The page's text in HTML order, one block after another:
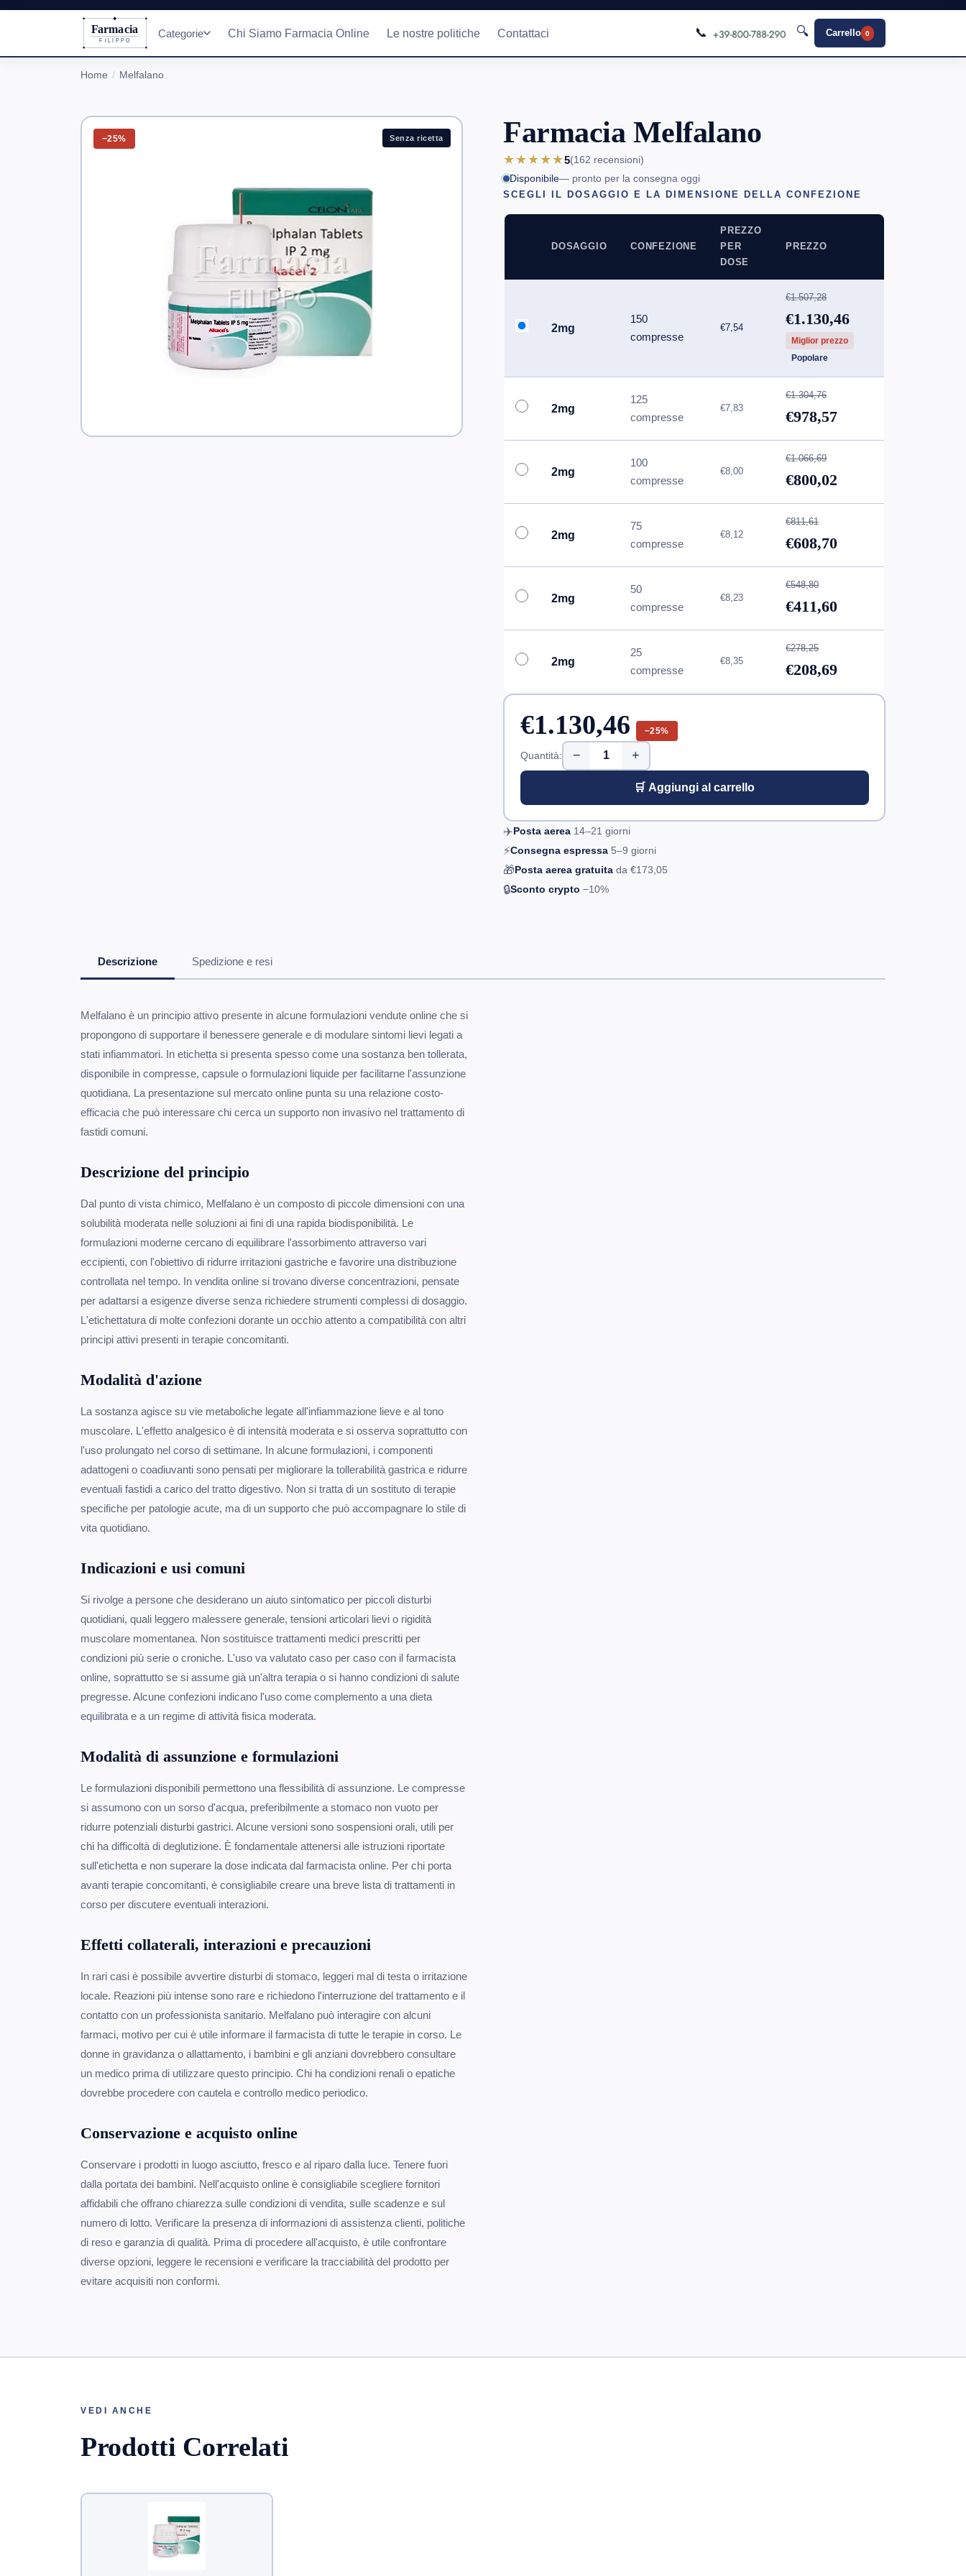
Farmacia
FILIPPO
Categorie Chi Siamo Farmacia Online Le nostre politiche Contattaci 📞 🔍 Carrello 0
Home Melfalano
−25% Senza ricetta Farmacia Melfalano
★★★★★5(162 recensioni)
Disponibile— pronto per la consegna oggi
SCEGLI IL DOSAGGIO E LA DIMENSIONE DELLA CONFEZIONE
DOSAGGIO CONFEZIONE
PREZZO
PER
DOSE
PREZZO
2mg
150
compresse
€7,54
€1.507,28
€1.130,46
Miglior prezzo
Popolare
2mg
125
compresse
€7,83
€1.304,76
€978,57
2mg
100
compresse
€8,00
€1.066,69
€800,02
2mg
75
compresse
€8,12
€811,61
€608,70
2mg
50
compresse
€8,23
€548,80
€411,60
2mg
25
compresse
€8,35
€278,25
€208,69
€1.130,46 −25%
Quantità: − +
🛒 Aggiungi al carrello
✈️Posta aerea 14–21 giorni
⚡Consegna espressa 5–9 giorni
🎁Posta aerea gratuita da €173,05
🔒Sconto crypto −10%
Descrizione Spedizione e resi
Melfalano è un principio attivo presente in alcune formulazioni vendute online che si
propongono di supportare il benessere generale e di modulare sintomi lievi legati a
stati infiammatori. In etichetta si presenta spesso come una sostanza ben tollerata,
disponibile in compresse, capsule o formulazioni liquide per facilitarne l'assunzione
quotidiana. La presentazione sul mercato online punta su una relazione costo-
efficacia che può interessare chi cerca un supporto non invasivo nel trattamento di
fastidi comuni.
Descrizione del principio
Dal punto di vista chimico, Melfalano è un composto di piccole dimensioni con una
solubilità moderata nelle soluzioni ai fini di una rapida biodisponibilità. Le
formulazioni moderne cercano di equilibrare l'assorbimento attraverso vari
eccipienti, con l'obiettivo di ridurre irritazioni gastriche e favorire una distribuzione
controllata nel tempo. In vendita online si trovano diverse concentrazioni, pensate
per adattarsi a esigenze diverse senza richiedere strumenti complessi di dosaggio.
L'etichettatura di molte confezioni dorante un occhio attento a compatibilità con altri
principi attivi presenti in terapie concomitanti.
Modalità d'azione
La sostanza agisce su vie metaboliche legate all'infiammazione lieve e al tono
muscolare. L'effetto analgesico è di intensità moderata e si osserva soprattutto con
l'uso prolungato nel corso di settimane. In alcune formulazioni, i componenti
adattogeni o coadiuvanti sono pensati per migliorare la tollerabilità gastrica e ridurre
eventuali fastidi a carico del tratto digestivo. Non si tratta di un sostituto di terapie
specifiche per patologie acute, ma di un supporto che può accompagnare lo stile di
vita quotidiano.
Indicazioni e usi comuni
Si rivolge a persone che desiderano un aiuto sintomatico per piccoli disturbi
quotidiani, quali leggero malessere generale, tensioni articolari lievi o rigidità
muscolare momentanea. Non sostituisce trattamenti medici prescritti per
condizioni più serie o croniche. L'uso va valutato caso per caso con il farmacista
online, soprattutto se si assume già un'altra terapia o si hanno condizioni di salute
pregresse. Alcune confezioni indicano l'uso come complemento a una dieta
equilibrata e a un regime di attività fisica moderata.
Modalità di assunzione e formulazioni
Le formulazioni disponibili permettono una flessibilità di assunzione. Le compresse
si assumono con un sorso d'acqua, preferibilmente a stomaco non vuoto per
ridurre potenziali disturbi gastrici. Alcune versioni sono sospensioni orali, utili per
chi ha difficoltà di deglutizione. È fondamentale attenersi alle istruzioni riportate
sull'etichetta e non superare la dose indicata dal farmacista online. Per chi porta
avanti terapie concomitanti, è consigliabile creare una breve lista di trattamenti in
corso per discutere eventuali interazioni.
Effetti collaterali, interazioni e precauzioni
In rari casi è possibile avvertire disturbi di stomaco, leggeri mal di testa o irritazione
locale. Reazioni più intense sono rare e richiedono l'interruzione del trattamento e il
contatto con un professionista sanitario. Melfalano può interagire con alcuni
farmaci, motivo per cui è utile informare il farmacista di tutte le terapie in corso. Le
donne in gravidanza o allattamento, i bambini e gli anziani dovrebbero consultare
un medico prima di utilizzare questo principio. Chi ha condizioni renali o epatiche
dovrebbe procedere con cautela e controllo medico periodico.
Conservazione e acquisto online
Conservare i prodotti in luogo asciutto, fresco e al riparo dalla luce. Tenere fuori
dalla portata dei bambini. Nell'acquisto online è consigliabile scegliere fornitori
affidabili che offrano chiarezza sulle condizioni di vendita, sulle scadenze e sul
numero di lotto. Verificare la presenza di informazioni di assistenza clienti, politiche
di reso e garanzia di qualità. Prima di procedere all'acquisto, è utile confrontare
diverse opzioni, leggere le recensioni e verificare la tracciabilità del prodotto per
evitare acquisiti non conformi.
VEDI ANCHE
Prodotti Correlati